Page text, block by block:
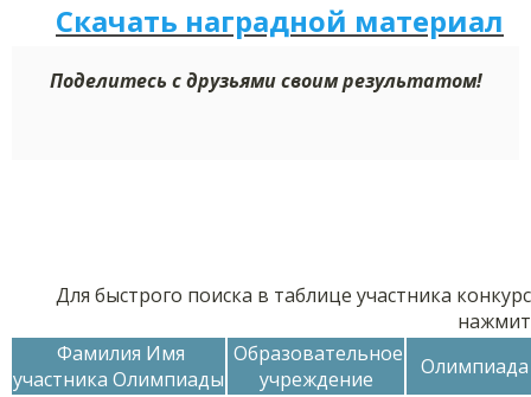
Скачать наградной материал
Поделитесь с друзьями своим результатом!
Для быстрого поиска в таблице участника
Фамилия Имя
участника Олимпиады
Образовательное
учреждение
Олимпиада